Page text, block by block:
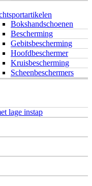
Bokshandschoenen
Bescherming
Gebitsbescherming
Hoofdbeschermer
Kruisbescherming
Scheenbeschermers
lage instap